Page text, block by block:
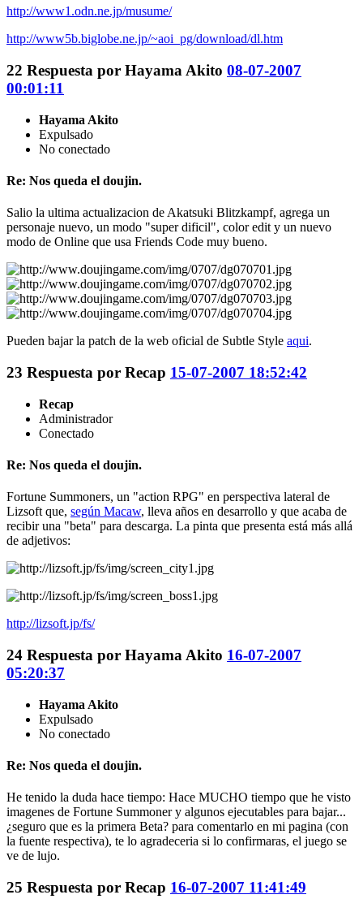
http://www1.odn.ne.jp/musume/
http://www5b.biglobe.ne.jp/~aoi_pg/download/dl.htm
22 Respuesta por Hayama Akito 08-07-2007
00:01:11
Hayama Akito
Expulsado
No conectado
Re: Nos queda el doujin.
Salio la ultima actualizacion de Akatsuki Blitzkampf, agrega un
personaje nuevo, un modo "super dificil", color edit y un nuevo
modo de Online que usa Friends Code muy bueno.
Pueden bajar la patch de la web oficial de Subtle Style aqui.
23 Respuesta por Recap 15-07-2007 18:52:42
Recap
Administrador
Conectado
Re: Nos queda el doujin.
Fortune Summoners, un "action RPG" en perspectiva lateral de
Lizsoft que, según Macaw, lleva años en desarrollo y que acaba de
recibir una "beta" para descarga. La pinta que presenta está más allá
de adjetivos:
http://lizsoft.jp/fs/
24 Respuesta por Hayama Akito 16-07-2007
05:20:37
Hayama Akito
Expulsado
No conectado
Re: Nos queda el doujin.
He tenido la duda hace tiempo: Hace MUCHO tiempo que he visto
imagenes de Fortune Summoner y algunos ejecutables para bajar...
¿seguro que es la primera Beta? para comentarlo en mi pagina (con
la fuente respectiva), te lo agradeceria si lo confirmaras, el juego se
ve de lujo.
25 Respuesta por Recap 16-07-2007 11:41:49